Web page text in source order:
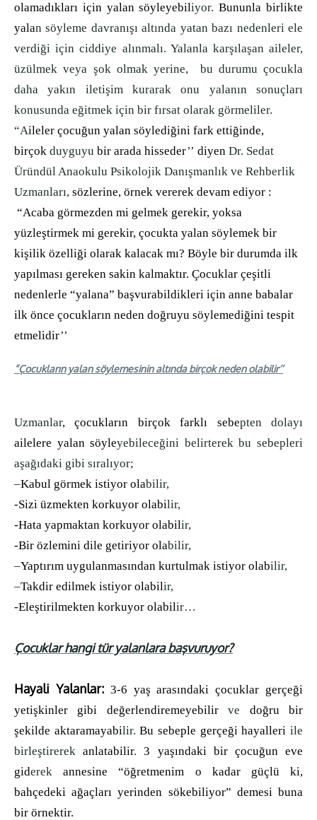
olamadıkları için yalan söyleyebiliyor. Bununla birlikte
yalan söyleme davranışı altında yatan bazı nedenleri ele
verdiği için ciddiye alınmalı. Yalanla karşılaşan aileler,
üzülmek veya şok olmak yerine, bu durumu çocukla
daha yakın iletişim kurarak onu yalanın sonuçları
konusunda eğitmek için bir fırsat olarak görmeliler.
“Aileler çocuğun yalan söylediğini fark ettiğinde,
birçok duyguyu bir arada hisseder’’ diyen Dr. Sedat
Üründül Anaokulu Psikolojik Danışmanlık ve Rehberlik
Uzmanları, sözlerine, örnek vererek devam ediyor :
“Acaba görmezden mi gelmek gerekir, yoksa
yüzleştirmek mi gerekir, çocukta yalan söylemek bir
kişilik özelliği olarak kalacak mı? Böyle bir durumda ilk
yapılması gereken sakin kalmaktır. Çocuklar çeşitli
nedenlerle “yalana” başvurabildikleri için anne babalar
ilk önce çocukların neden doğruyu söylemediğini tespit
etmelidir’’
“Çocukların yalan söylemesinin altında birçok neden olabilir’’
Uzmanlar, çocukların birçok farklı sebepten dolayı
ailelere yalan söyleyebileceğini belirterek bu sebepleri
aşağıdaki gibi sıralıyor;
–Kabul görmek istiyor olabilir,
-Sizi üzmekten korkuyor olabilir,
-Hata yapmaktan korkuyor olabilir,
-Bir özlemini dile getiriyor olabilir,
–Yaptırım uygulanmasından kurtulmak istiyor olabilir,
–Takdir edilmek istiyor olabilir,
-Eleştirilmekten korkuyor olabilir…
Çocuklar hangi tür yalanlara başvuruyor?
Hayali Yalanlar: 3-6 yaş arasındaki çocuklar gerçeği
yetişkinler gibi değerlendiremeyebilirve doğru bir
şekilde aktaramayabilir. Bu sebeple gerçeği hayalleri ile
birleştirerek anlatabilir. 3 yaşındaki bir çocuğun eve
giderek annesine “öğretmenim o kadar güçlü ki,
bahçedeki ağaçları yerinden sökebiliyor” demesi buna
bir örnektir.